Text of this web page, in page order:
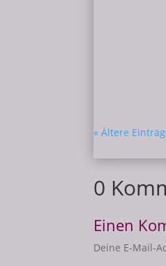
« Ältere
0
Einen
Deine E-Mail-